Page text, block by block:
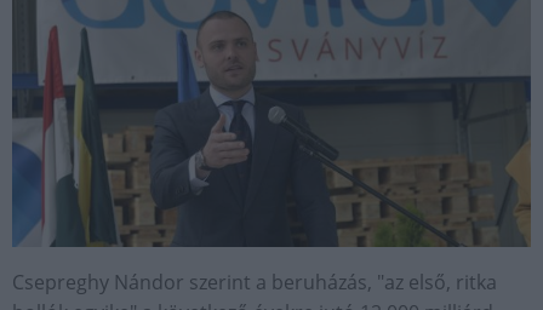
Csepreghy Nándor szerint a beruházás, "az első, ritka